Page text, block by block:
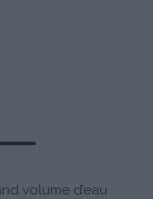
volume d’eau